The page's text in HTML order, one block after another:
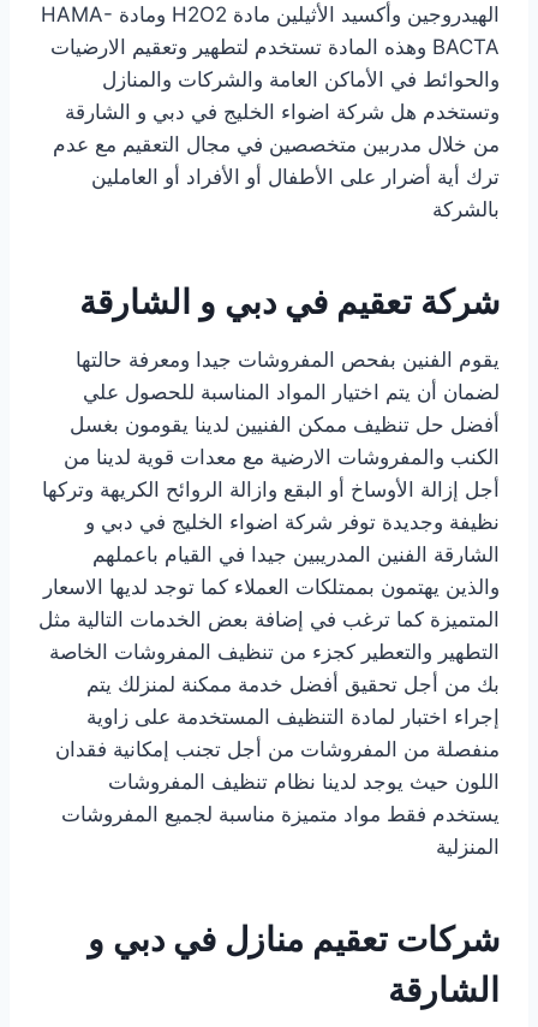
الهيدروجين وأكسيد الأثيلين مادة H2O2 ومادة HAMA-
BACTA وهذه المادة تستخدم لتطهير وتعقيم الارضيات
والحوائط في الأماكن العامة والشركات والمنازل
وتستخدم هل شركة اضواء الخليج في دبي و الشارقة
من خلال مدربين متخصصين في مجال التعقيم مع عدم
ترك أية أضرار على الأطفال أو الأفراد أو العاملين
بالشركة
شركة تعقيم في دبي و الشارقة
يقوم الفنين بفحص المفروشات جيدا ومعرفة حالتها
لضمان أن يتم اختيار المواد المناسبة للحصول علي
أفضل حل تنظيف ممكن الفنيين لدينا يقومون بغسل
الكنب والمفروشات الارضية مع معدات قوية لدينا من
أجل إزالة الأوساخ أو البقع وازالة الروائح الكريهة وتركها
نظيفة وجديدة توفر شركة اضواء الخليج في دبي و
الشارقة الفنين المدريبين جيدا في القيام باعملهم
والذين يهتمون بممتلكات العملاء كما توجد لديها الاسعار
المتميزة كما ترغب في إضافة بعض الخدمات التالية مثل
التطهير والتعطير كجزء من تنظيف المفروشات الخاصة
بك من أجل تحقيق أفضل خدمة ممكنة لمنزلك يتم
إجراء اختبار لمادة التنظيف المستخدمة على زاوية
منفصلة من المفروشات من أجل تجنب إمكانية فقدان
اللون حيث يوجد لدينا نظام تنظيف المفروشات
يستخدم فقط مواد متميزة مناسبة لجميع المفروشات
المنزلية
شركات تعقيم منازل في دبي و
الشارقة